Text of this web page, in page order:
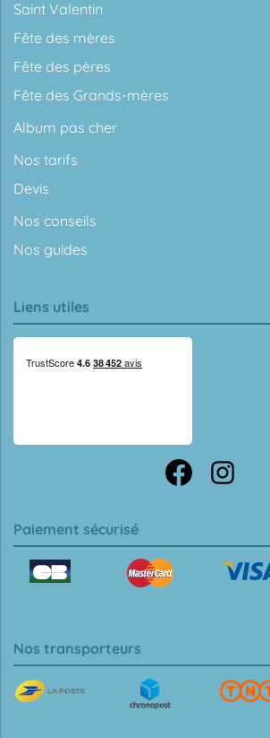
Saint Valentin
Fête des mères
Fête des pères
Fête des Grands-mères
Album pas cher
Nos tarifs
Devis
Nos conseils
Nos guides
Liens utiles
Paiement sécurisé
Nos transporteurs